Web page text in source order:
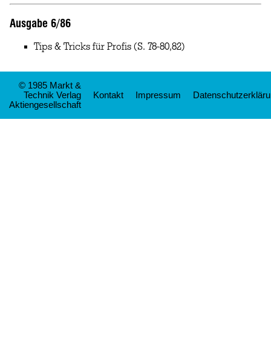
Ausgabe 6/86
Tips & Tricks für Profis (S. 78-80,82)
© 1985 Markt &
Technik Verlag
Aktiengesellschaft
Kontakt Impressum